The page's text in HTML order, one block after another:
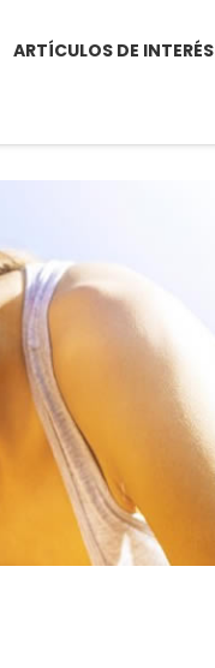
ARTÍCULOS DE INTERÉS